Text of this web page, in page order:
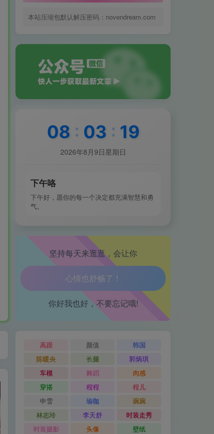
本站压缩包默认解压密码：novendream.com
08 : 03 : 21
2026年8月9日星期日
下午咯
下午好，愿你的每一个决定都充满智慧和勇
气。
坚持每天来逛逛，会让你
生活也美好了！
走路也有劲了！
腰也不酸了！
工作也轻松了！
你好我也好，不要忘记哦!
高跟 颜值
韩国
陈暖央
长腿
郭炳琪
车模
舞蹈
肉感
穿搭
程程
程儿
申雪
瑜咖
琬琬
林志玲
李天舒
时装走秀
时装摄影
头像
壁纸